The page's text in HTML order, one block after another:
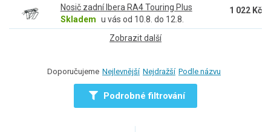
Nosič zadní Ibera RA4 Touring Plus
Skladem u vás od 10.8. do 12.8.
1 022 Kč
Zobrazit další
Doporučujeme Nejlevnější Nejdražší Podle názvu
Podrobné filtrování